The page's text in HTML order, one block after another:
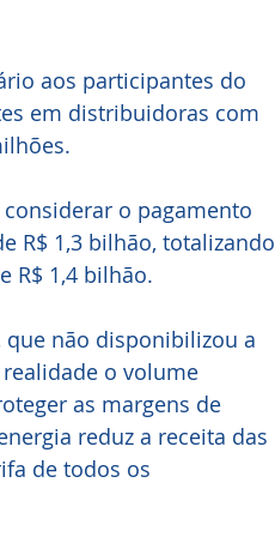
aos participantes do
em distribuidoras com
R$ 1,3 bilhão, totalizando
R$ 1,4 bilhão.
que não disponibilizou a
o volume
as margens de
reduz a receita das
de todos os